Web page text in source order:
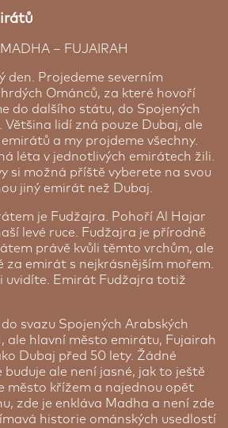
– FUJAIRAH
den. Projedeme severním
Ománců, za které hovoří
do dalšího státu, do Spojených
lidí zná pouze Dubaj, ale
a my projdeme všechny.
léta v jednotlivých emirátech žili.
si možná příště vyberete na svou
jiný emirát než Dubaj.
je Fudžajra. Pohoří Al Hajar
levé ruce. Fudžajra je přírodně
právě kvůli těmto vrchům, ale
za emirát s nejkrásnějším mořem.
uvidíte. Emirát Fudžajra totiž
svazu Spojených Arabských
ale hlavní město emirátu, Fujairah
Dubaj před 50 lety. Žádné
buduje ale není jasné, jak to ještě
město křížem a najednou opět
zde je enkláva Madha a není zde
historie ománských usedlostí